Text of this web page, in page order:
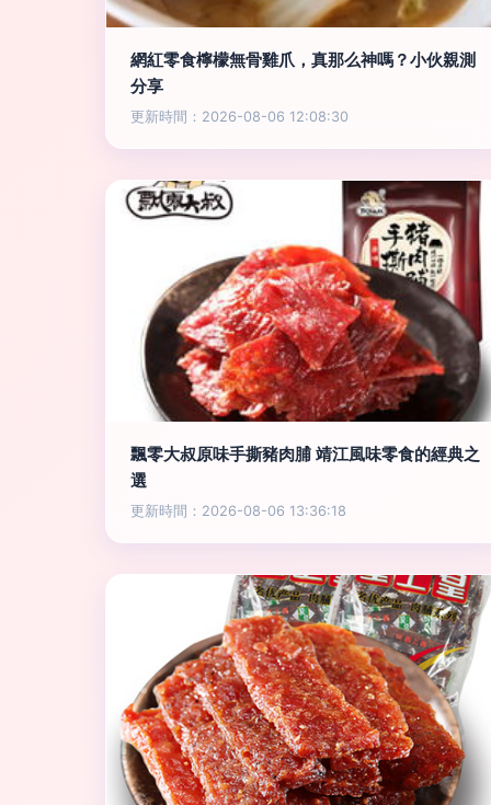
網紅零食檸檬無骨雞爪，真那么神嗎？小伙親測
分享
更新時間：2026-08-06 12:08:30
飄零大叔原味手撕豬肉脯 靖江風味零食的經典之
選
更新時間：2026-08-06 13:36:18